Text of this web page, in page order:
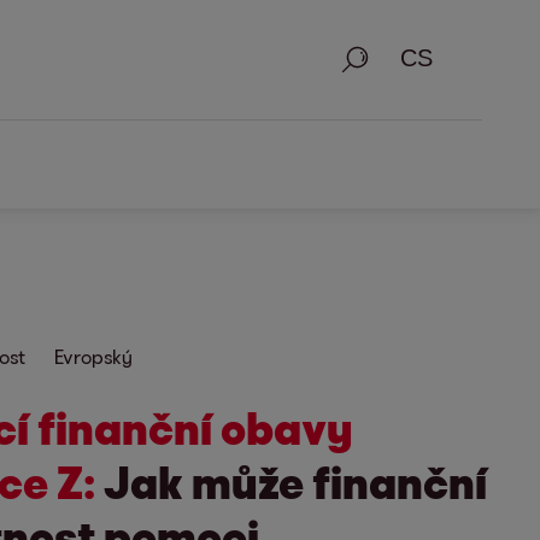
Vyhledávání
Evropský
finanční obavy
Z:Jak může finanční